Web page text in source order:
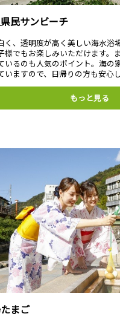
民サンビーチ
く、透明度が高く美しい海水浴
様でもお楽しみいただけます。
いるのも人気のポイント。海の
いますので、日帰りの方も安心
もっと見る
まご